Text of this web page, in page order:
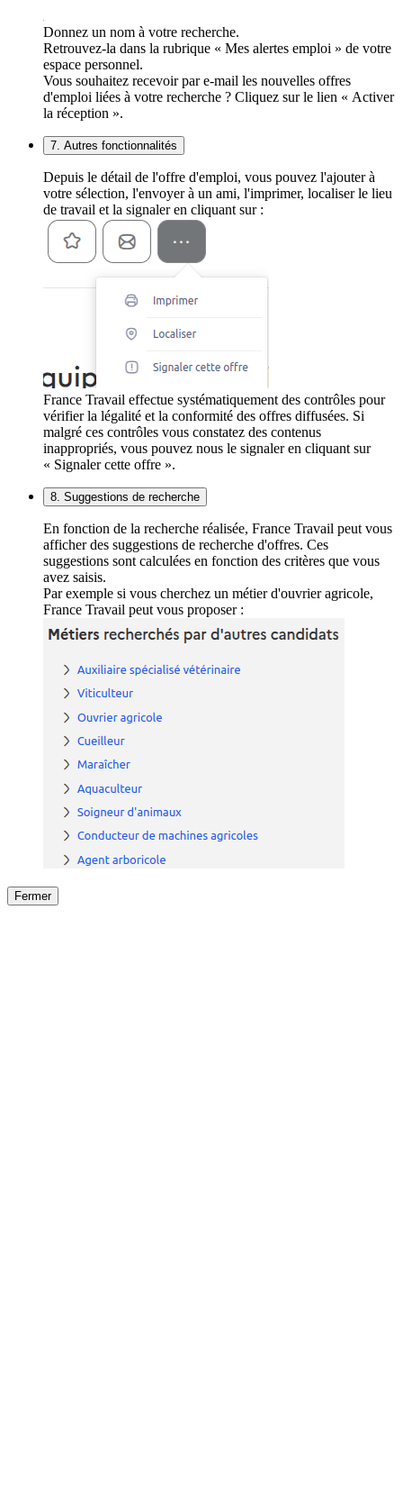
Donnez un nom à votre recherche.
Retrouvez-la dans la rubrique « Mes alertes emploi » de votre
espace personnel.
Vous souhaitez recevoir par e-mail les nouvelles offres
d'emploi liées à votre recherche ? Cliquez sur le lien « Activer
la réception ».
7. Autres fonctionnalités
Depuis le détail de l'offre d'emploi, vous pouvez l'ajouter à
votre sélection, l'envoyer à un ami, l'imprimer, localiser le lieu
de travail et la signaler en cliquant sur :
France Travail effectue systématiquement des contrôles pour
vérifier la légalité et la conformité des offres diffusées. Si
malgré ces contrôles vous constatez des contenus
inappropriés, vous pouvez nous le signaler en cliquant sur
« Signaler cette offre ».
8. Suggestions de recherche
En fonction de la recherche réalisée, France Travail peut vous
afficher des suggestions de recherche d'offres. Ces
suggestions sont calculées en fonction des critères que vous
avez saisis.
Par exemple si vous cherchez un métier d'ouvrier agricole,
France Travail peut vous proposer :
Fermer